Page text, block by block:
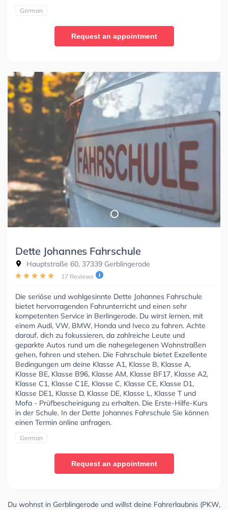
German
Request an appointment
Dette Johannes Fahrschule
Hauptstraße 60, 37339 Gerblingerode
17 Reviews
Die seriöse und wohlgesinnte Dette Johannes Fahrschule
bietet hervorragenden Fahrunterricht und einen sehr
kompetenten Service in Berlingerode. Du wirst lernen, mit
einem Audi, VW, BMW, Honda und Iveco zu fahren. Achte
darauf, dich zu fokussieren, da zahlreiche Leute und
geparkte Autos rund um die nahegelegenen Wohnstraßen
gehen, fahren und stehen. Die Fahrschule bietet Exzellente
Bedingungen um deine Klasse A1, Klasse B, Klasse A,
Klasse BE, Klasse B96, Klasse AM, Klasse BF17, Klasse A2,
Klasse C1, Klasse C1E, Klasse C, Klasse CE, Klasse D1,
Klasse DE1, Klasse D, Klasse DE, Klasse L, Klasse T und
Mofa - Prüfbescheinigung zu erhalten. Die Erste-Hilfe-Kurs
in der Schule. In der Dette Johannes Fahrschule Sie können
einen Termin online anfragen.
German
Request an appointment
Du wohnst in Gerblingerode und willst deine Fahrerlaubnis (PKW,